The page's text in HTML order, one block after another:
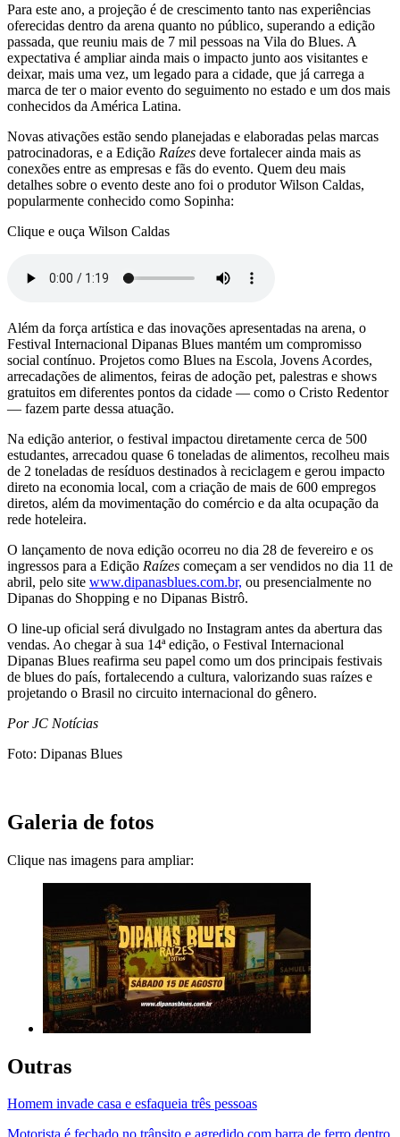
Para este ano, a projeção é de crescimento tanto nas experiências
oferecidas dentro da arena quanto no público, superando a edição
passada, que reuniu mais de 7 mil pessoas na Vila do Blues. A
expectativa é ampliar ainda mais o impacto junto aos visitantes e
deixar, mais uma vez, um legado para a cidade, que já carrega a
marca de ter o maior evento do seguimento no estado e um dos mais
conhecidos da América Latina.
Novas ativações estão sendo planejadas e elaboradas pelas marcas
patrocinadoras, e a Edição Raízes deve fortalecer ainda mais as
conexões entre as empresas e fãs do evento. Quem deu mais
detalhes sobre o evento deste ano foi o produtor Wilson Caldas,
popularmente conhecido como Sopinha:
Clique e ouça Wilson Caldas
Além da força artística e das inovações apresentadas na arena, o
Festival Internacional Dipanas Blues mantém um compromisso
social contínuo. Projetos como Blues na Escola, Jovens Acordes,
arrecadações de alimentos, feiras de adoção pet, palestras e shows
gratuitos em diferentes pontos da cidade — como o Cristo Redentor
— fazem parte dessa atuação.
Na edição anterior, o festival impactou diretamente cerca de 500
estudantes, arrecadou quase 6 toneladas de alimentos, recolheu mais
de 2 toneladas de resíduos destinados à reciclagem e gerou impacto
direto na economia local, com a criação de mais de 600 empregos
diretos, além da movimentação do comércio e da alta ocupação da
rede hoteleira.
O lançamento de nova edição ocorreu no dia 28 de fevereiro e os
ingressos para a Edição Raízes começam a ser vendidos no dia 11 de
abril, pelo site www.dipanasblues.com.br, ou presencialmente no
Dipanas do Shopping e no Dipanas Bistrô.
O line-up oficial será divulgado no Instagram antes da abertura das
vendas. Ao chegar à sua 14ª edição, o Festival Internacional
Dipanas Blues reafirma seu papel como um dos principais festivais
de blues do país, fortalecendo a cultura, valorizando suas raízes e
projetando o Brasil no circuito internacional do gênero.
Por JC Notícias
Foto: Dipanas Blues
Galeria de fotos
Clique nas imagens para ampliar:
Outras
Homem invade casa e esfaqueia três pessoas